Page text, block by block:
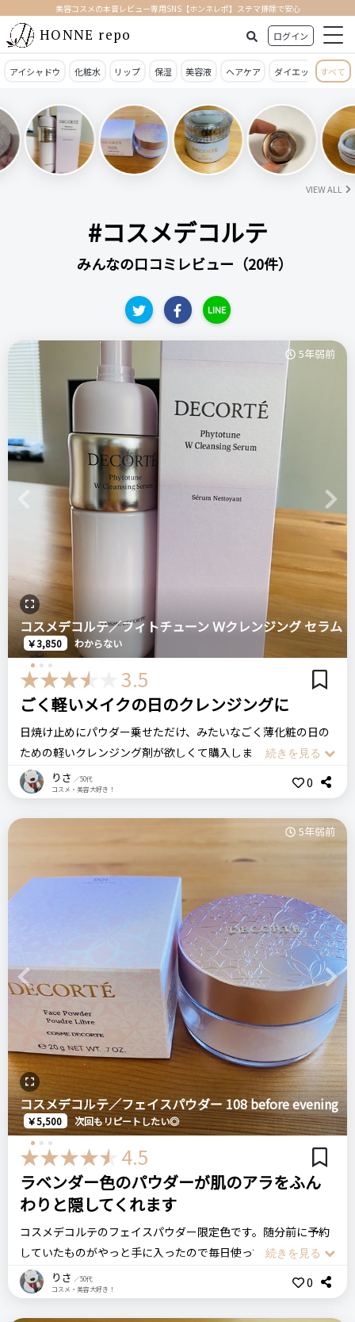
美容コスメの本音レビュー専用SNS【ホンネレポ】ステマ排除で安心
HONNE repo ログイン
アイシャドウ 化粧水 リップ 保湿 美容液 ヘアケア ダイエット 日焼
すべて
VIEW ALL
#コスメデコルテ
みんなの口コミレビュー（20件）
LINE
Next
5年弱前
コスメデコルテ／フィトチューン Ｗクレンジング セラム
￥3,850 わからない
3.5
ごく軽いメイクの日のクレンジングに
日焼け止めにパウダー乗せただけ、みたいなごく薄化粧の日の
ための軽いクレンジング剤が欲しくて購入しました。
本当はクレンジングミルクにしようと思っていたけど、立ち寄
ったコスメデコルテにはミルクタイプの商品はなくて（以前は
乳液っぽいクレンジング剤をコットンに乗せてメイクを拭き取
ります。
前述したような薄化粧の時でも何回かコットンを交換しなくて
はちゃんと落ちている感じがしないので、ファンデーションを
きちんと使ったような日には向いていないかと思います。
洗い流しは不要、拭き取った後はすぐにスキンケアに入って大
丈夫ですし、軽いメイクの日には気楽に使えて便利です。
乾燥もほとんど感じませんでした。
COSMEDECORTE コスメデコルテ
フィトチューン Ｗクレンジング セラム
リピート回数・頻度
はじめて わからない
良いところ
軽いメイクを落とすのにちょうどいい使い心地
肌が乾燥しない
りさ ／50代
コスメ・美容大好き！
0
Previous Next
5年弱前
コスメデコルテ／フェイスパウダー 108 before evening
￥5,500 次回もリピートしたい◎
4.5
ラベンダー色のパウダーが肌のアラをふん
わりと隠してくれます
コスメデコルテのフェイスパウダー限定色です。随分前に予約
していたものがやっと手に入ったので毎日使っています。
ラベンダー色のパウダーなので、全顔に使ったら顔色悪くなっ
りさ ／50代
コスメ・美容大好き！
0